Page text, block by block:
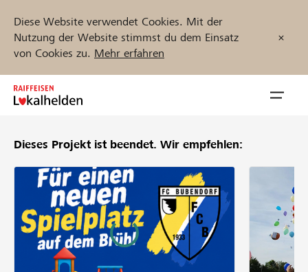
Diese Website verwendet Cookies. Mit der
Nutzung der Website stimmst du dem Einsatz
von Cookies zu. Mehr erfahren
Zum
Inhalt
Unterstützen
Projekte und Organisationen finden
Dieses Projekt ist beendet. Wir empfehlen: